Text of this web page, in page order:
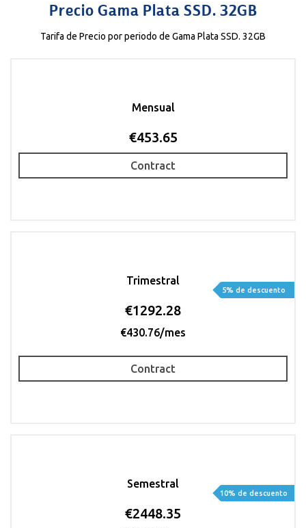
Precio Gama Plata SSD. 32GB
Tarifa de Precio por periodo de Gama Plata SSD. 32GB
Mensual
€453.65
Contract
Trimestral
€1292.28
€430.76/mes
5% de descuento
Contract
Semestral
€2448.35
10% de descuento